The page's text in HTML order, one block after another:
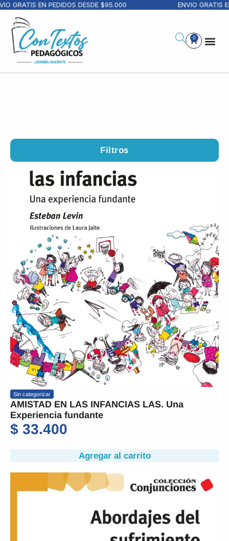
EN PEDIDOS DESDE $95.000 ENVIO GRATIS EN
0
Filtros
Sin categorizar
AMISTAD EN LAS INFANCIAS LAS. Una
Experiencia fundante
$ 33.400
Agregar al carrito